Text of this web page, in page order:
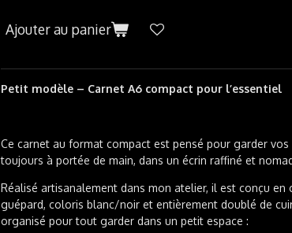
Ajouter au panier
Petit modèle – Carnet A6 compact pour l’essentiel
Ce carnet au format compact est pensé pour garder vos
toujours à portée de main, dans un écrin raffiné et
Réalisé artisanalement dans mon atelier, il est conçu en
guépard, coloris blanc/noir et entièrement doublé de
organisé pour tout garder dans un petit espace :